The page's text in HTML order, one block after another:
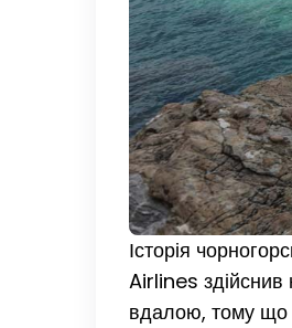
Історія
Airlines здійснив
вдалою, тому що